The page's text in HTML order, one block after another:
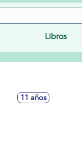
Libros
11 años